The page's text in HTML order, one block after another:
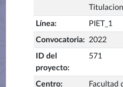
Línea: PIET_1
Convocatoria: 2022
ID del
proyecto:
571
Centro:
Facultad